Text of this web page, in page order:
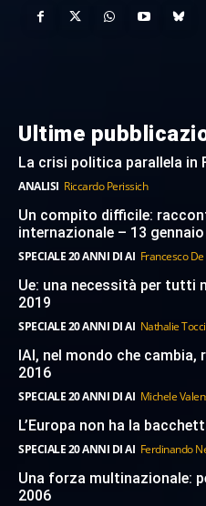
Ultime
La crisi politica parallela in
ANALISI Riccardo Perissich
Un compito difficile:
internazionale – 13 gennaio
SPECIALE 20 ANNI DI AI Francesco
Ue: una necessità per tutti
2019
SPECIALE 20 ANNI DI AI Nathalie Tocci
IAI, nel mondo che
2016
SPECIALE 20 ANNI DI AI Michele
L’Europa non ha la
SPECIALE 20 ANNI DI AI Ferdinando
Una forza multinazionale:
2006